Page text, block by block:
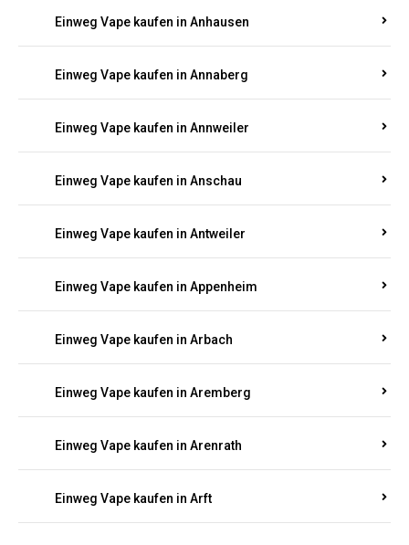
Einweg Vape kaufen in Anhausen
Einweg Vape kaufen in Annaberg
Einweg Vape kaufen in Annweiler
Einweg Vape kaufen in Anschau
Einweg Vape kaufen in Antweiler
Einweg Vape kaufen in Appenheim
Einweg Vape kaufen in Arbach
Einweg Vape kaufen in Aremberg
Einweg Vape kaufen in Arenrath
Einweg Vape kaufen in Arft